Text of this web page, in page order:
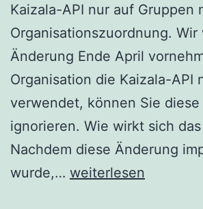
Kaizala-API nur auf Gruppen
Organisationszuordnung.
Änderung Ende April
Organisation die Kaizala-API
verwendet, können Sie
ignorieren. Wie wirkt sich
Nachdem diese Änderung
wurde,… Beschränkung
weiterlesen